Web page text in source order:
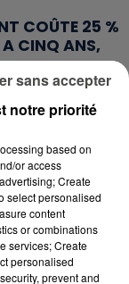
COÛTE 25 %
A CINQ ANS,
QUI
RAPPORT...
RÉGION ET
notre priorité
based on
or access
Create
select personalised
content
or combinations
services; Create
personalised
prevent and
sans accepter